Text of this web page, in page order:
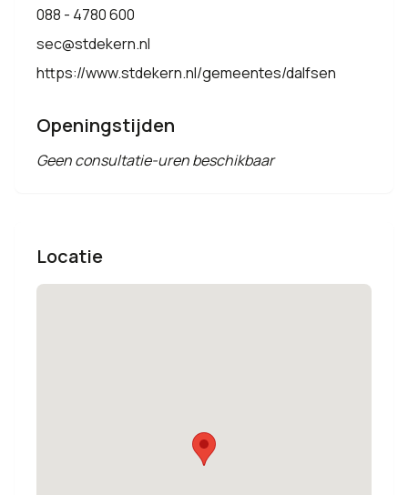
088 - 4780 600
sec@stdekern.nl
https://www.stdekern.nl/gemeentes/dalfsen
Openingstijden
Geen consultatie-uren beschikbaar
Locatie